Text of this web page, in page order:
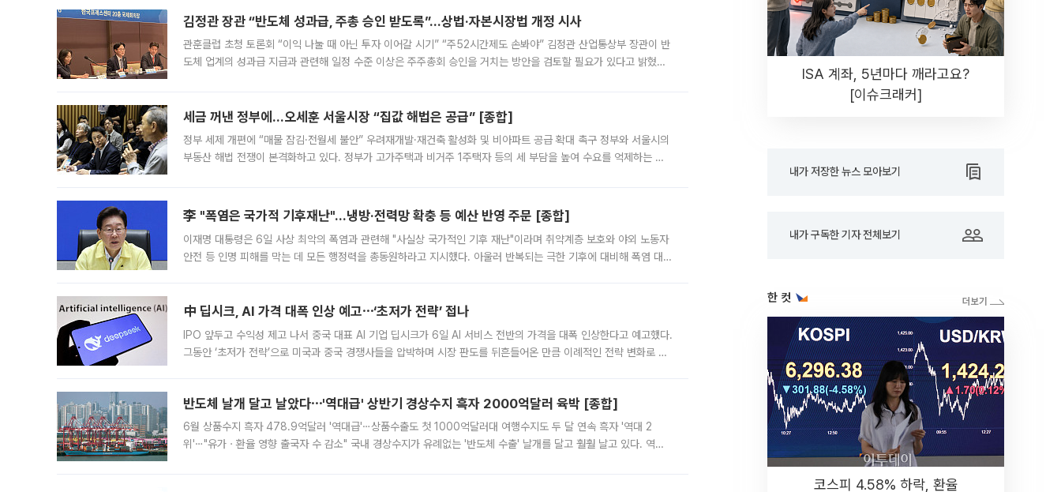
김정관 장관 “반도체 성과급, 주총 승인 받도록”…상법·자본시장법 개정 시사
관훈클럽 초청 토론회 “이익 나눌 때 아닌 투자 이어갈 시기” “주52시간제도 손봐야” 김정관 산업통상부 장관이 반
도체 업계의 성과급 지급과 관련해 일정 수준 이상은 주주총회 승인을 거치는 방안을 검토할 필요가 있다고 밝혔다.
세금 꺼낸 정부에…오세훈 서울시장 “집값 해법은 공급” [종합]
정부 세제 개편에 “매물 잠김·전월세 불안” 우려재개발·재건축 활성화 및 비아파트 공급 확대 촉구 정부와 서울시의
부동산 해법 전쟁이 본격화하고 있다. 정부가 고가주택과 비거주 1주택자 등의 세 부담을 높여 수요를 억제하는 카
李 "폭염은 국가적 기후재난"…냉방·전력망 확충 등 예산 반영 주문 [종합]
이재명 대통령은 6일 사상 최악의 폭염과 관련해 "사실상 국가적인 기후 재난"이라며 취약계층 보호와 야외 노동자
안전 등 인명 피해를 막는 데 모든 행정력을 총동원하라고 지시했다. 아울러 반복되는 극한 기후에 대비해 폭염 대응
中 딥시크, AI 가격 대폭 인상 예고⋯‘초저가 전략’ 접나
IPO 앞두고 수익성 제고 나서 중국 대표 AI 기업 딥시크가 6일 AI 서비스 전반의 가격을 대폭 인상한다고 예고했다.
그동안 ‘초저가 전략’으로 미국과 중국 경쟁사들을 압박하며 시장 판도를 뒤흔들어온 만큼 이례적인 전략 변화로 평
반도체 날개 달고 날았다⋯'역대급' 상반기 경상수지 흑자 2000억달러 육박 [종합]
6월 상품수지 흑자 478.9억달러 '역대급'⋯상품수출도 첫 1000억달러대 여행수지도 두 달 연속 흑자 '역대 2
위'⋯"유가ㆍ환율 영향 출국자 수 감소" 국내 경상수지가 유례없는 '반도체 수출' 날개를 달고 훨훨 날고 있다. 역대
ISA 계좌, 5년마다 깨라고요?
[이슈크래커]
내가 저장한 뉴스 모아보기
내가 구독한 기자 전체보기
한 컷
코스피 4.58% 하락, 환율